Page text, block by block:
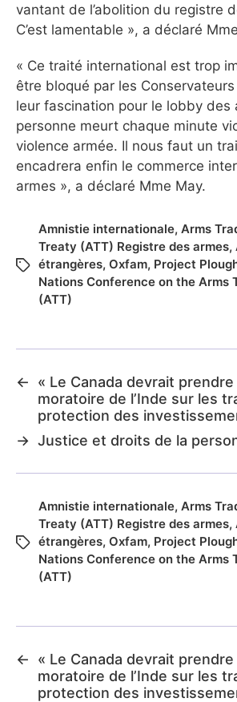
vantant de l’abolition du registre
C’est lamentable », a déclaré
« Ce traité international est trop
être bloqué par les
leur fascination pour le lobby des
personne meurt chaque minute
violence armée. Il nous faut un
encadrera enfin le commerce
armes », a déclaré Mme May.
Amnistie internationale, Arms
Treaty (ATT) Registre des armes,
étrangères, Oxfam, Project
Nations Conference on the Arms
(ATT)
←
« Le Canada devrait
moratoire de l’Inde sur les
protection des
→ Justice et droits de la
Amnistie internationale, Arms
Treaty (ATT) Registre des armes,
étrangères, Oxfam, Project
Nations Conference on the Arms
(ATT)
←
« Le Canada devrait
moratoire de l’Inde sur les
protection des